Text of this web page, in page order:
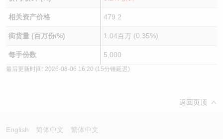
相关资产价格 479.2
街货量 (百万份/%) 1.04百万 (0.35%)
每手份数 5,000
最后更新时间: 2026-08-06 16:20 (15分锺延迟)
返回页顶
English 简体中文 繁体中文